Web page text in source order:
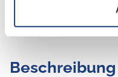
Beschreibung